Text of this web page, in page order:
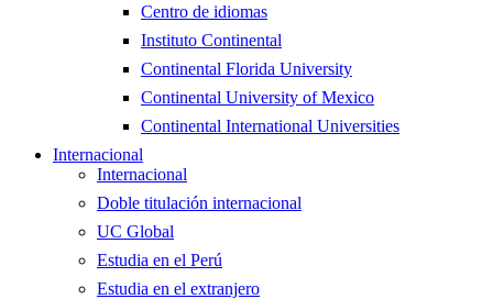
Centro de idiomas
Instituto Continental
Continental Florida University
Continental University of Mexico
Continental International Universities
Internacional
Internacional
Doble titulación internacional
UC Global
Estudia en el Perú
Estudia en el extranjero